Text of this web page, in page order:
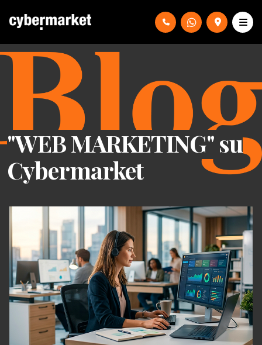
"WEB MARKETING" su
Cybermarket